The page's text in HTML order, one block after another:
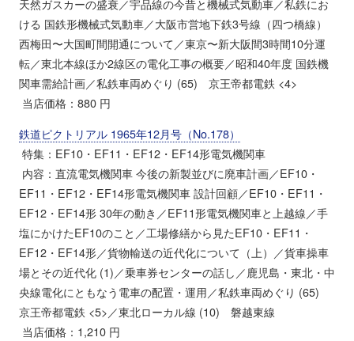
天然ガスカーの盛衰／宇品線の今昔と機械式気動車／私鉄にお
ける 国鉄形機械式気動車／大阪市営地下鉄3号線（四つ橋線）
西梅田〜大国町間開通について／東京〜新大阪間3時間10分運
転／東北本線ほか2線区の電化工事の概要／昭和40年度 国鉄機
関車需給計画／私鉄車両めぐり (65) 京王帝都電鉄 <4>
当店価格：880 円
鉄道ピクトリアル 1965年12月号（No.178）
特集：EF10・EF11・EF12・EF14形電気機関車
内容：直流電気機関車 今後の新製並びに廃車計画／EF10・
EF11・EF12・EF14形電気機関車 設計回顧／EF10・EF11・
EF12・EF14形 30年の動き／EF11形電気機関車と上越線／手
塩にかけたEF10のこと／工場修繕から見たEF10・EF11・
EF12・EF14形／貨物輸送の近代化について（上）／貨車操車
場とその近代化 (1)／乗車券センターの話し／鹿児島・東北・中
央線電化にともなう電車の配置・運用／私鉄車両めぐり (65)
京王帝都電鉄 <5>／東北ローカル線 (10) 磐越東線
当店価格：1,210 円